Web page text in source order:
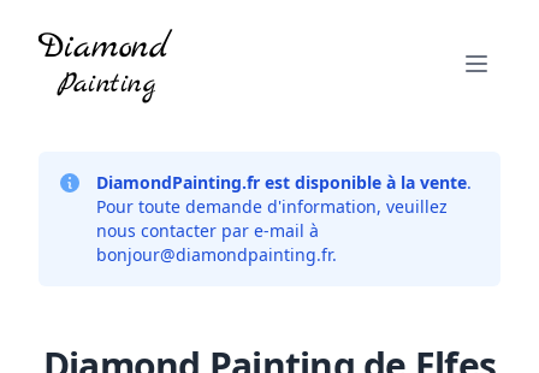
DiamondPainting.fr est disponible à la vente.
Pour toute demande d'information, veuillez
nous contacter par e-mail à
bonjour@diamondpainting.fr.